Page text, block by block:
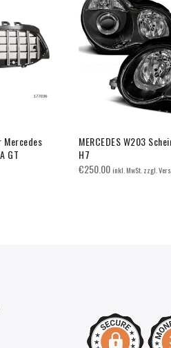
GT
MERCEDES W203
H7
€250.00inkl. MwSt. zzgl.